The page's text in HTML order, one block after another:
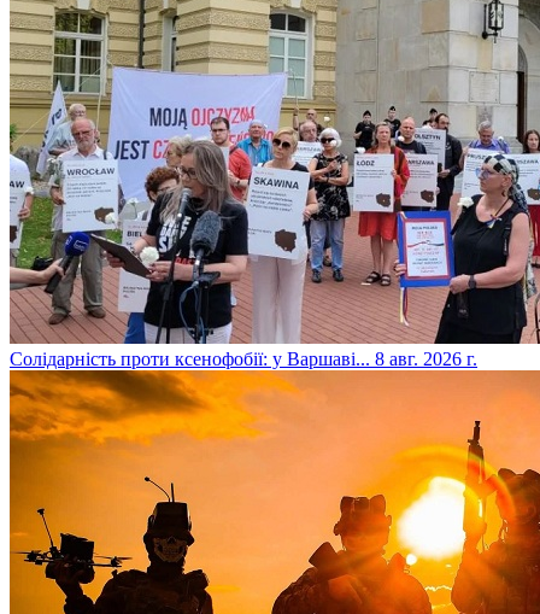
​Солідарність проти ксенофобії: у Варшаві... 8 авг. 2026 г.